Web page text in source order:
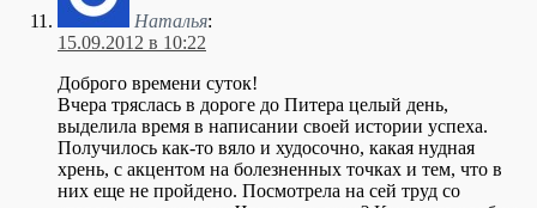
Наталья:
15.09.2012 в 10:22
Доброго времени суток!
Вчера тряслась в дороге до Питера целый день,
выделила время в написании своей истории успеха.
Получилось как-то вяло и худосочно, какая нудная
хрень, с акцентом на болезненных точках и тем, что в
них еще не пройдено. Посмотрела на сей труд со